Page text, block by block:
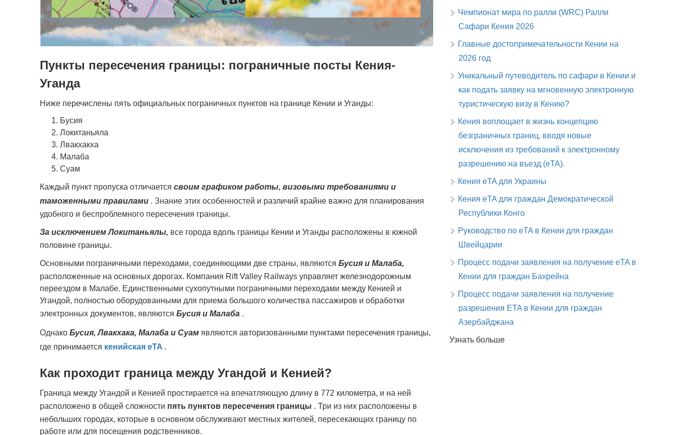
Пункты пересечения границы: пограничные посты Кения-
Уганда
Ниже перечислены пять официальных пограничных пунктов на границе Кении и Уганды:
Бусия
Локитаньяла
Лвакхакха
Малаба
Суам
Каждый пункт пропуска отличается своим графиком работы, визовыми требованиями и
таможенными правилами. Знание этих особенностей и различий крайне важно для планирования
удобного и беспроблемного пересечения границы.
За исключением Локитаньялы, все города вдоль границы Кении и Уганды расположены в южной
половине границы.
Основными пограничными переходами, соединяющими две страны, являются Бусия и Малаба,
расположенные на основных дорогах. Компания Rift Valley Railways управляет железнодорожным
переездом в Малабе. Единственными сухопутными пограничными переходами между Кенией и
Угандой, полностью оборудованными для приема большого количества пассажиров и обработки
электронных документов, являются Бусия и Малаба.
Однако Бусия, Лвакхака, Малаба и Суамявляются авторизованными пунктами пересечения границы,
где принимается кенийская eTA .
Как проходит граница между Угандой и Кенией?
Граница между Угандой и Кенией простирается на впечатляющую длину в 772 километра, и на ней
расположено в общей сложности пять пунктов пересечения границы . Три из них расположены в
небольших городах, которые в основном обслуживают местных жителей, пересекающих границу по
работе или для посещения родственников.
Чемпионат мира по ралли (WRC) Ралли
Сафари Кения 2026
Главные достопримечательности Кении на
2026 год
Уникальный путеводитель по сафари в Кении и
как подать заявку на мгновенную электронную
туристическую визу в Кению?
Кения воплощает в жизнь концепцию
безграничных границ, вводя новые
исключения из требований к электронному
разрешению на въезд (eTA).
Кения eTA для Украины
Кения eTA для граждан Демократической
Республики Конго
Руководство по eTA в Кении для граждан
Швейцарии
Процесс подачи заявления на получение eTA в
Кении для граждан Бахрейна
Процесс подачи заявления на получение
разрешения ETA в Кении для граждан
Азербайджана
Узнать больше